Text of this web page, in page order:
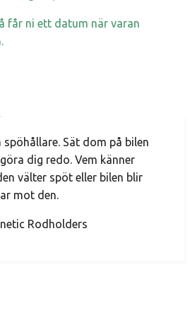
får ni ett datum när varan
spöhållare. Sät dom på bilen
dig redo. Vem känner
välter spöt eller bilen blir
mot den.
Rodholders